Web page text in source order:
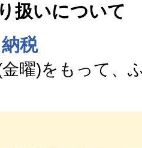
扱いについて
税
曜)をもって、